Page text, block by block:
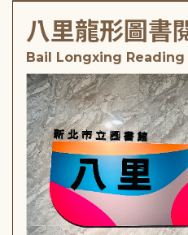
八里龍形圖書
Bail Longxing Reading